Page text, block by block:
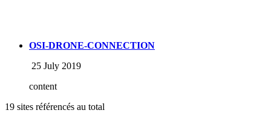
OSI-DRONE-CONNECTION
25 July 2019
content
19 sites référencés au total